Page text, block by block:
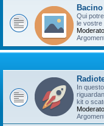
Qui
le vostre
In
kit o